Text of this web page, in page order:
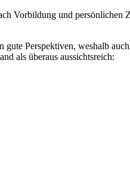
Vorbildung und persönlichen
Perspektiven, weshalb
als überaus aussichtsreich: